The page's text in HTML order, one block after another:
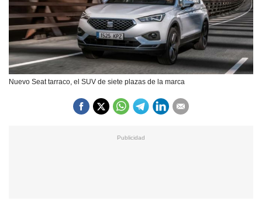
Nuevo Seat tarraco, el SUV de siete plazas de la marca